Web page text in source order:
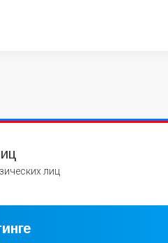
лиц